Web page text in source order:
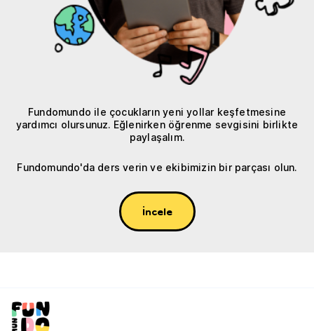
Fundomundo ile çocukların yeni yollar keşfetmesine
yardımcı olursunuz. Eğlenirken öğrenme sevgisini birlikte
paylaşalım.
Fundomundo'da ders verin ve ekibimizin bir parçası olun.
İncele